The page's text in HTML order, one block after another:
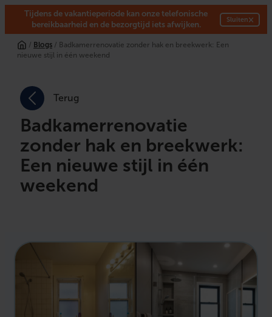
Tijdens de vakantieperiode kan onze telefonische
bereikbaarheid en de bezorgtijd iets afwijken.
Sluiten×
/ Blogs / Badkamerrenovatie zonder hak en breekwerk: Een
nieuwe stijl in één weekend
Terug
Badkamerrenovatie
zonder hak en breekwerk:
Een nieuwe stijl in één
weekend